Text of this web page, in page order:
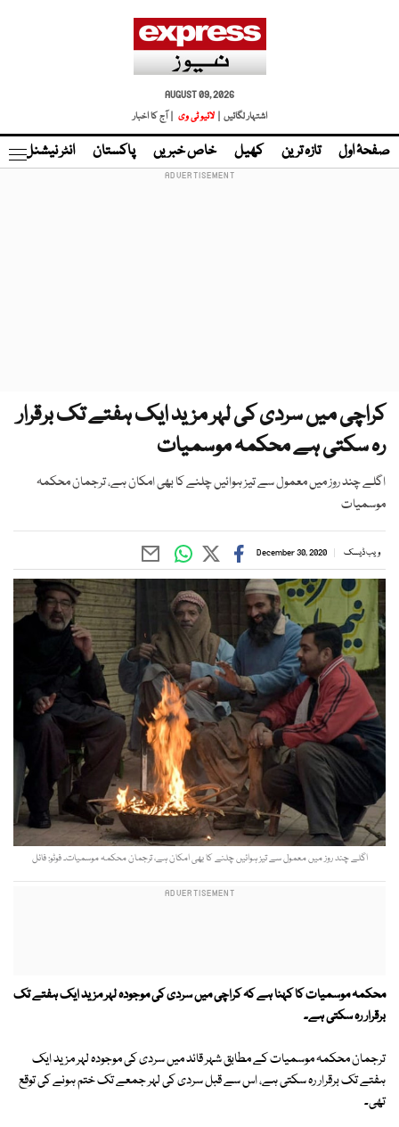
AUGUST 09, 2026
اشتہار لگائیں |
لائیو ٹی وی | آج کا اخبار
صفحۂ اول تازہ ترین کھیل خاص خبریں پاکستان انٹر نیشنل
کراچی میں سردی کی لہر مزید ایک ہفتے تک برقرار
رہ سکتی ہے محکمہ موسمیات
اگلے چند روز میں معمول سے تیز ہوائیں چلنے کا بھی امکان ہے، ترجمان محکمہ
موسمیات
ویب ڈیسک December 30, 2020
اگلے چند روز میں معمول سے تیز ہوائیں چلنے کا بھی امکان ہے، ترجمان محکمہ موسمیات۔ فوٹو: فائل
محکمہ موسمیات کا کہنا ہے کہ کراچی میں سردی کی موجودہ لہر مزید ایک ہفتے تک
برقرار رہ سکتی ہے۔
ترجمان محکمہ موسمیات کے مطابق شہر قائد میں سردی کی موجودہ لہر مزید ایک
ہفتے تک برقرار رہ سکتی ہے، اس سے قبل سردی کی لہر جمعے تک ختم ہونے کی توقع
تھی۔